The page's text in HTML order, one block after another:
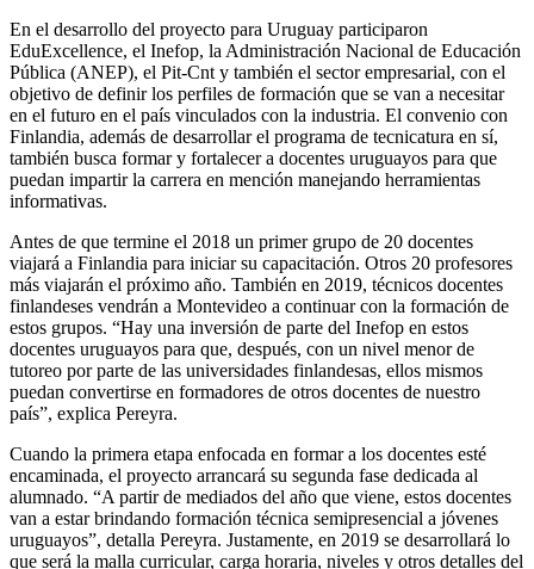
En el desarrollo del proyecto para Uruguay participaron
EduExcellence, el Inefop, la Administración Nacional de Educación
Pública (ANEP), el Pit-Cnt y también el sector empresarial, con el
objetivo de definir los perfiles de formación que se van a necesitar
en el futuro en el país vinculados con la industria. El convenio con
Finlandia, además de desarrollar el programa de tecnicatura en sí,
también busca formar y fortalecer a docentes uruguayos para que
puedan impartir la carrera en mención manejando herramientas
informativas.
Antes de que termine el 2018 un primer grupo de 20 docentes
viajará a Finlandia para iniciar su capacitación. Otros 20 profesores
más viajarán el próximo año. También en 2019, técnicos docentes
finlandeses vendrán a Montevideo a continuar con la formación de
estos grupos. “Hay una inversión de parte del Inefop en estos
docentes uruguayos para que, después, con un nivel menor de
tutoreo por parte de las universidades finlandesas, ellos mismos
puedan convertirse en formadores de otros docentes de nuestro
país”, explica Pereyra.
Cuando la primera etapa enfocada en formar a los docentes esté
encaminada, el proyecto arrancará su segunda fase dedicada al
alumnado. “A partir de mediados del año que viene, estos docentes
van a estar brindando formación técnica semipresencial a jóvenes
uruguayos”, detalla Pereyra. Justamente, en 2019 se desarrollará lo
que será la malla curricular, carga horaria, niveles y otros detalles del